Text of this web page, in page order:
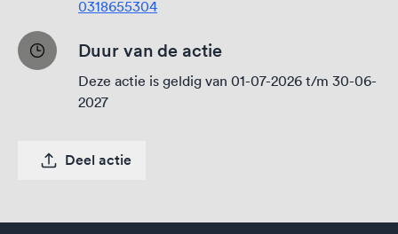
0318655304
Duur van de actie
Deze actie is geldig van 01-07-2026 t/m 30-06-
2027
Deel actie